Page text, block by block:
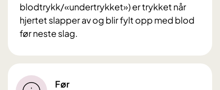
blodtrykk/«undertrykket») er trykket når
hjertet slapper av og blir fylt opp med blod
før neste slag.
Før